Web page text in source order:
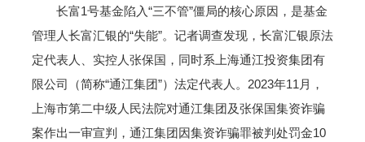
长富1号基金陷入“三不管”僵局的核心原因，是基金
管理人长富汇银的“失能”。记者调查发现，长富汇银原法
定代表人、实控人张保国，同时系上海通江投资集团有
限公司（简称“通江集团”）法定代表人。2023年11月，
上海市第二中级人民法院对通江集团及张保国集资诈骗
案作出一审宣判，通江集团因集资诈骗罪被判处罚金10